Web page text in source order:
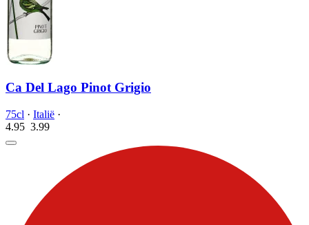
Ca Del Lago Pinot Grigio
75cl · Italië ·
4.95 3.99